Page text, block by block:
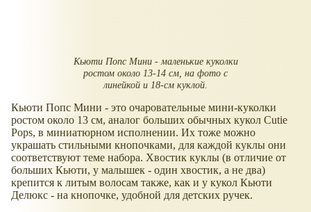
Кьюти Попс Мини - маленькие куколки
ростом около 13-14 см, на фото с
линейкой и 18-см куклой.
Кьюти Попс Мини - это очаровательные мини-куколки
ростом около 13 см, аналог больших обычных кукол Cutie
Pops, в миниатюрном исполнении. Их тоже можно
украшать стильными кнопочками, для каждой куклы они
соответствуют теме набора. Хвостик куклы (в отличие от
больших Кьюти, у малышек - один хвостик, а не два)
крепится к литым волосам также, как и у кукол Кьюти
Делюкс - на кнопочке, удобной для детских ручек.